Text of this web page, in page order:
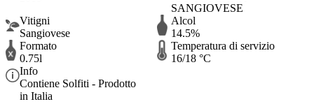
SANGIOVESE
Vitigni
Sangiovese
Alcol
14.5%
Formato
0.75l
Temperatura di servizio
16/18 °C
Info
Contiene Solfiti - Prodotto
in Italia